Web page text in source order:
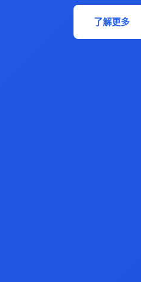
了解更多